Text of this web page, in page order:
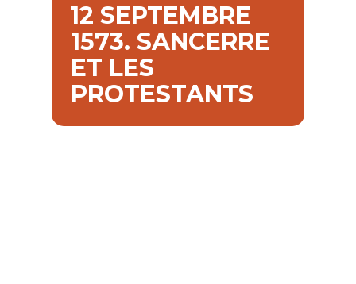
12 SEPTEMBRE
1573. SANCERRE
ET LES
PROTESTANTS